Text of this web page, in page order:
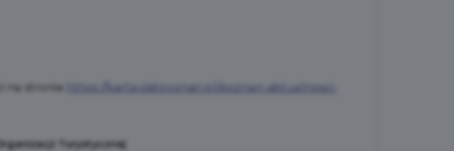
na stronie
https://karta.visitpoznan.pl/poznan-aktualnosci-
Turystycznej